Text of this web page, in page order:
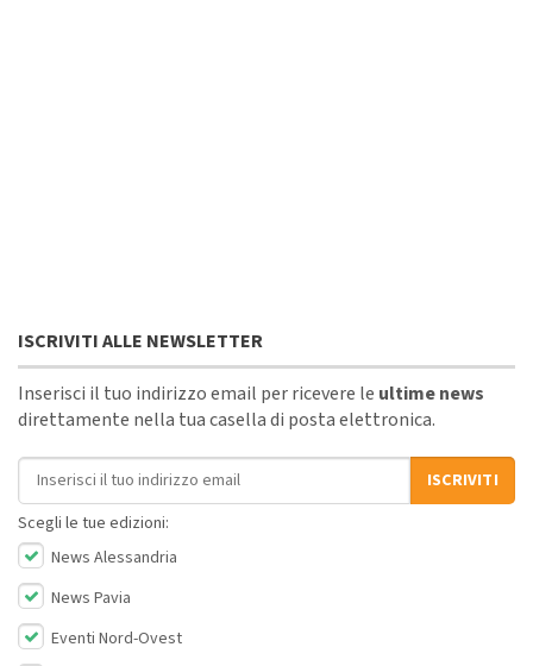
ISCRIVITI ALLE NEWSLETTER
Inserisci il tuo indirizzo email per ricevere le ultime news
direttamente nella tua casella di posta elettronica.
Indirizzo email
ISCRIVITI
Scegli le tue edizioni:
News Alessandria
News Pavia
Eventi Nord-Ovest